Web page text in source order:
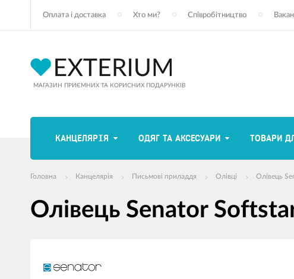
Оплата і доставка Хто ми? Співробітництво
МАГАЗИН ПРИЄМНИХ ТА КОРИСНИХ ПОДАРУНКІВ
КАНЦЕЛЯРІЯ ОДЯГ ТА АКСЕСУАРИ ТОВАРИ
Головна Канцелярія Письмові приладдя Олівці Олівець
Олівець Senator